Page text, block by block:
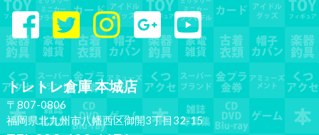
トレトレ倉庫 本城店
〒807-0806
福岡県北九州市八幡西区御開3丁目32-15